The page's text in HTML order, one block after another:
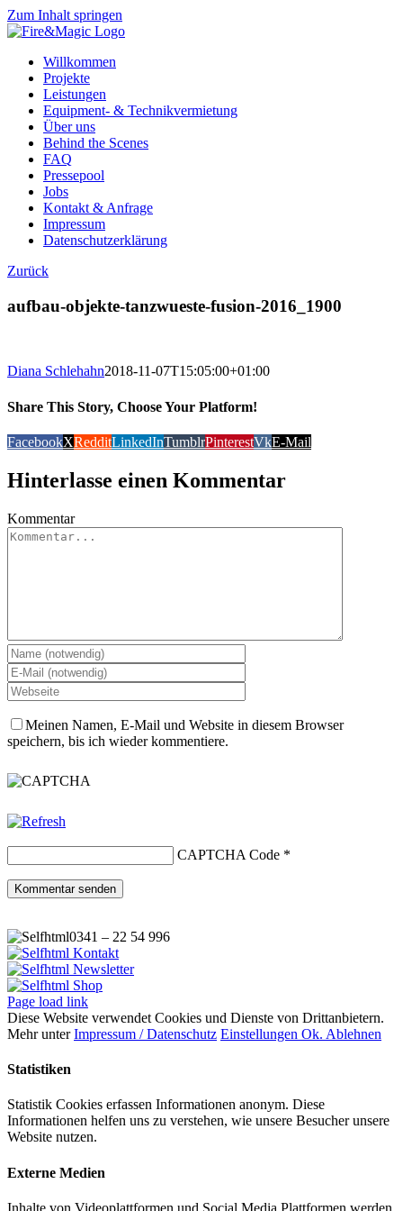
Zum Inhalt springen
Willkommen
Projekte
Leistungen
Equipment- & Technikvermietung
Über uns
Behind the Scenes
FAQ
Pressepool
Jobs
Kontakt & Anfrage
Impressum
Datenschutzerklärung
Zurück
aufbau-objekte-tanzwueste-fusion-2016_1900
Diana Schlehahn2018-11-07T15:05:00+01:00
Share This Story, Choose Your Platform!
FacebookXRedditLinkedInTumblrPinterestVkE-Mail
Hinterlasse einen Kommentar
Kommentar
Meinen Namen, E-Mail und Website in diesem Browser
speichern, bis ich wieder kommentiere.
CAPTCHA Code *
0341 – 22 54 996
Kontakt
Newsletter
Shop
Page load link
Diese Website verwendet Cookies und Dienste von Drittanbietern.
Mehr unterImpressum / Datenschutz Einstellungen Ok. Ablehnen
Statistiken
Statistik Cookies erfassen Informationen anonym. Diese
Informationen helfen uns zu verstehen, wie unsere Besucher unsere
Website nutzen.
Externe Medien
Inhalte von Videoplattformen und Social Media Plattformen werden